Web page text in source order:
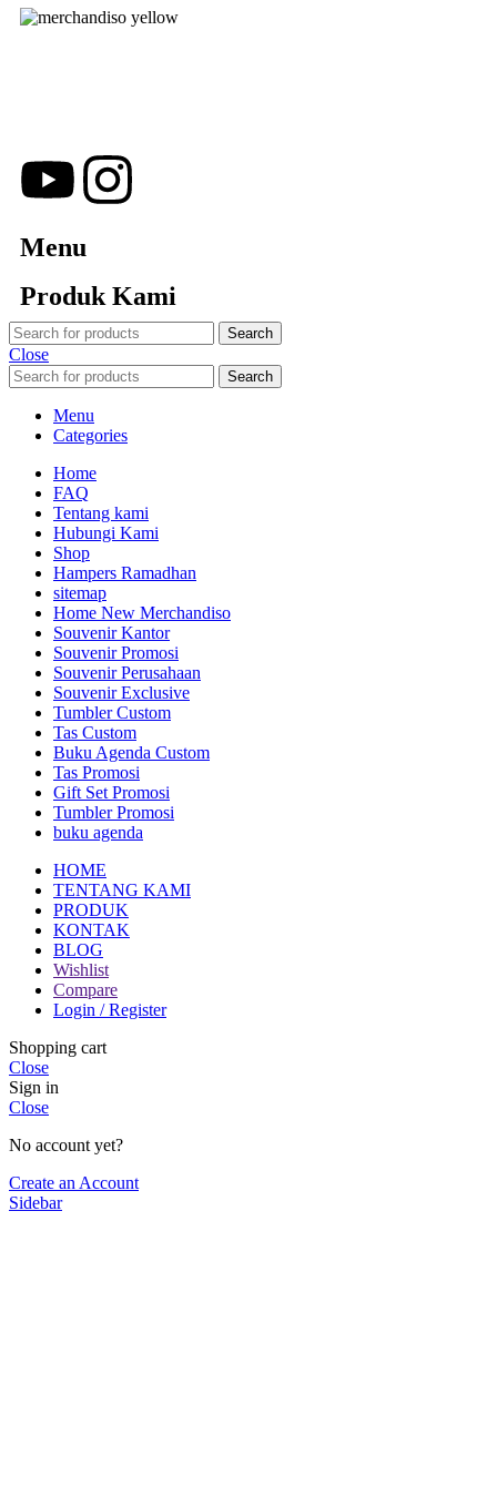
Menu
Produk Kami
Search
Close
Search
Menu
Categories
Home
FAQ
Tentang kami
Hubungi Kami
Shop
Hampers Ramadhan
sitemap
Home New Merchandiso
Souvenir Kantor
Souvenir Promosi
Souvenir Perusahaan
Souvenir Exclusive
Tumbler Custom
Tas Custom
Buku Agenda Custom
Tas Promosi
Gift Set Promosi
Tumbler Promosi
buku agenda
HOME
TENTANG KAMI
PRODUK
KONTAK
BLOG
Wishlist
Compare
Login / Register
Shopping cart
Close
Sign in
Close
No account yet?
Create an Account
Sidebar